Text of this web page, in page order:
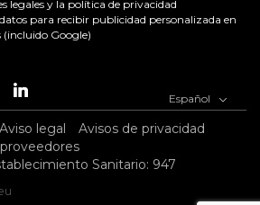
legales y la política de privacidad
para recibir publicidad personalizada en
Google)
Youtube Español
Aviso legal
Avisos de privacidad
Sanitario: 947